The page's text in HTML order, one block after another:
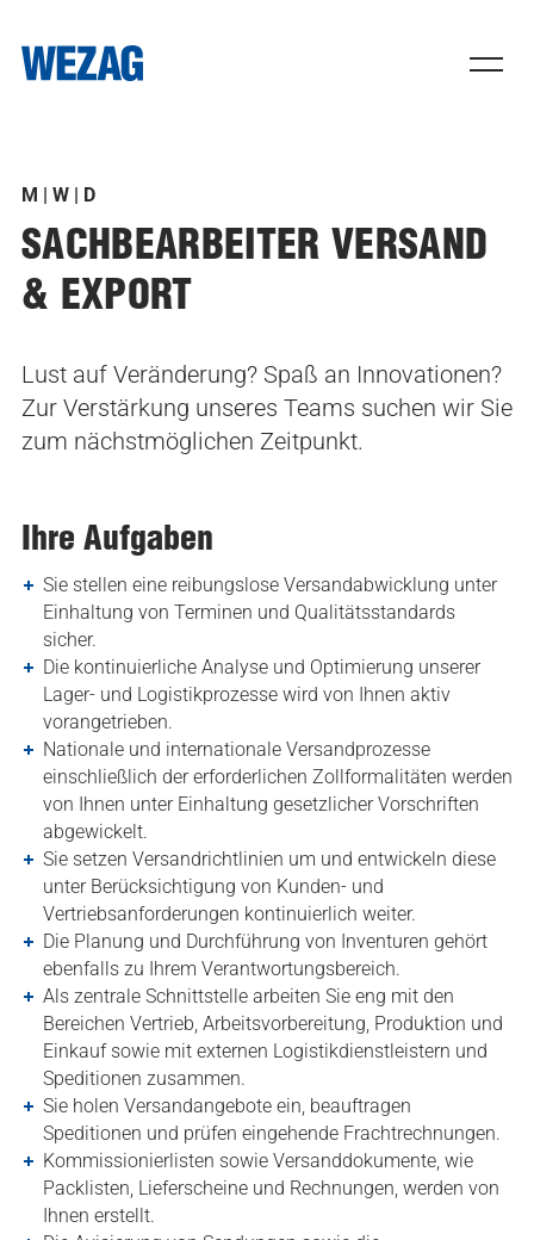
M | W | D
SACHBEARBEITER VERSAND
& EXPORT
Lust auf Veränderung? Spaß an Innovationen?
Zur Verstärkung unseres Teams suchen wir Sie
zum nächstmöglichen Zeitpunkt.
Ihre Aufgaben
Sie stellen eine reibungslose Versandabwicklung unter
Einhaltung von Terminen und Qualitätsstandards
sicher.
Die kontinuierliche Analyse und Optimierung unserer
Lager- und Logistikprozesse wird von Ihnen aktiv
vorangetrieben.
Nationale und internationale Versandprozesse
einschließlich der erforderlichen Zollformalitäten werden
von Ihnen unter Einhaltung gesetzlicher Vorschriften
abgewickelt.
Sie setzen Versandrichtlinien um und entwickeln diese
unter Berücksichtigung von Kunden- und
Vertriebsanforderungen kontinuierlich weiter.
Die Planung und Durchführung von Inventuren gehört
ebenfalls zu Ihrem Verantwortungsbereich.
Als zentrale Schnittstelle arbeiten Sie eng mit den
Bereichen Vertrieb, Arbeitsvorbereitung, Produktion und
Einkauf sowie mit externen Logistikdienstleistern und
Speditionen zusammen.
Sie holen Versandangebote ein, beauftragen
Speditionen und prüfen eingehende Frachtrechnungen.
Kommissionierlisten sowie Versanddokumente, wie
Packlisten, Lieferscheine und Rechnungen, werden von
Ihnen erstellt.